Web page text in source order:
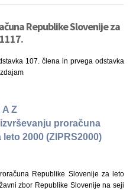
Republike Slovenije za
107. člena in prvega odstavka
A Z
proračuna
2000 (ZIPRS2000)
Republike Slovenije za leto
zbor Republike Slovenije na seji